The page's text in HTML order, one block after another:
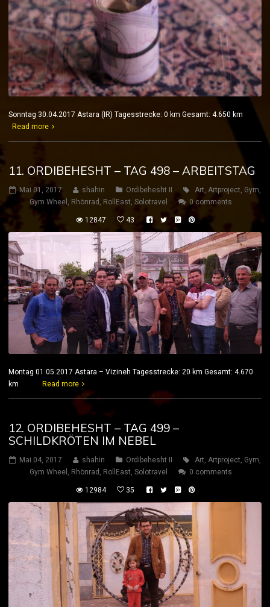
Sonntag 30.04.2017 Astara (IR) Tagesstrecke: 0 km Gesamt: 4.650 km
Read more
11. ORDIBEHESHT – TAG 498 – ARBEITSTAG
Mai 01, 2017 shahin Ordibehesht II Art, Artproject, Gym,
Gym Wheel , Rhönrad , RollEast, Solotravel 0 comments
12847 43
Montag 01.05.2017 Astara – Vizineh Tagesstrecke: 20 km Gesamt: 4.670
km
Read more
12. ORDIBEHESHT – TAG 499 –
SCHILDKRÖTEN IM NEBEL
Mai 04, 2017 shahin Ordibehesht II Art, Artproject, Gym,
Gym Wheel , Rhönrad , RollEast, Solotravel 0 comments
12984 35